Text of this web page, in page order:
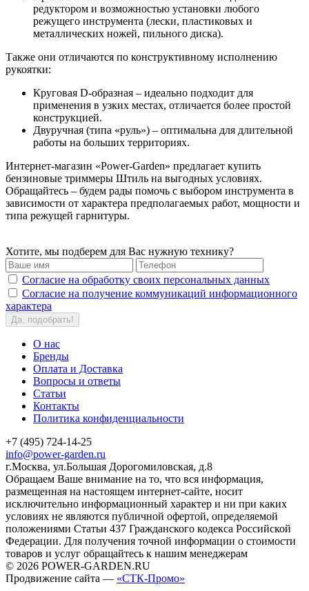
редуктором и возможностью установки любого
режущего инструмента (лески, пластиковых и
металлических ножей, пильного диска).
Также они отличаются по конструктивному исполнению
рукоятки:
Круговая D-образная – идеально подходит для
применения в узких местах, отличается более простой
конструкцией.
Двуручная (типа «руль») – оптимальна для длительной
работы на больших территориях.
Интернет-магазин «Power-Garden» предлагает купить
бензиновые триммеры Штиль на выгодных условиях.
Обращайтесь – будем рады помочь с выбором инструмента в
зависимости от характера предполагаемых работ, мощности и
типа режущей гарнитуры.
Хотите, мы подберем для Вас нужную технику?
Согласие на обработку своих персональных данных
Согласие на получение коммуникаций информационного
характера
Да, подобрать!
О нас
Бренды
Оплата и Доставка
Вопросы и ответы
Статьи
Контакты
Политика конфиденциальности
+7 (495) 724-14-25
info@power-garden.ru
г.Москва, ул.Большая Дорогомиловская, д.8
Обращаем Ваше внимание на то, что вся информация,
размещенная на настоящем интернет-сайте, носит
исключительно информационный характер и ни при каких
условиях не являются публичной офертой, определяемой
положениями Статьи 437 Гражданского кодекса Российской
Федерации. Для получения точной информации о стоимости
товаров и услуг обращайтесь к нашим менеджерам
© 2026 POWER-GARDEN.RU
Продвижение сайта — «СТК-Промо»